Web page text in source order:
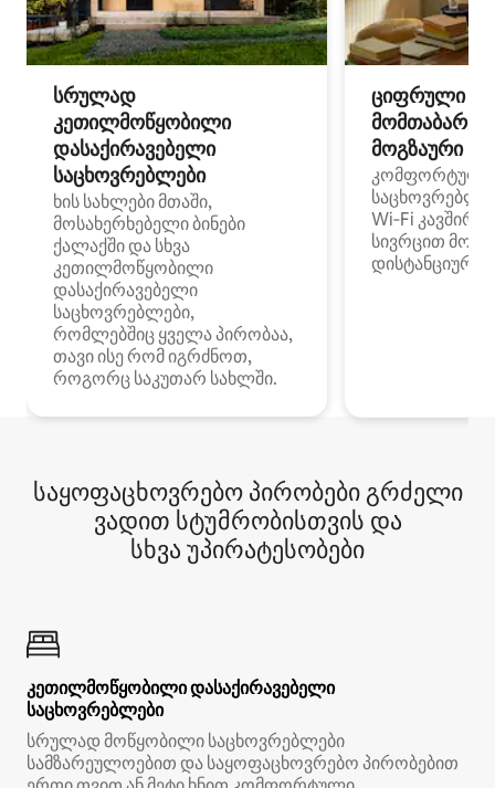
სრულად
კეთილმოწყობილი
დასაქირავებელი
საცხოვრებლები
ხის სახლები მთაში,
მოსახერხებელი ბინები
ქალაქში და სხვა
კეთილმოწყობილი
დასაქირავებელი
საცხოვრებლები,
რომლებშიც ყველა პირობაა,
თავი ისე რომ იგრძნოთ,
როგორც საკუთარ სახლში.
ციფრული
მოგზაური
კომფორტული
Wi‑Fi
სივრცით
დისტანციური
საყოფაცხოვრებო პირობები გრძელი
ვადით სტუმრობისთვის და
სხვა უპირატესობები
კეთილმოწყობილი დასაქირავებელი
საცხოვრებლები
სრულად მოწყობილი საცხოვრებლები
სამზარეულოებით და საყოფაცხოვრებო პირობებით